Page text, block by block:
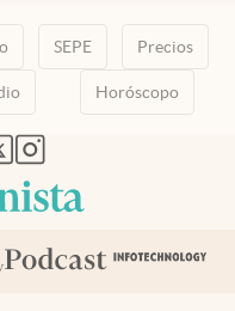
SEPE Precios
Horóscopo
pestaña
nueva pestaña
en nueva pestaña
abre en nueva pestaña
abre en nueva pestaña